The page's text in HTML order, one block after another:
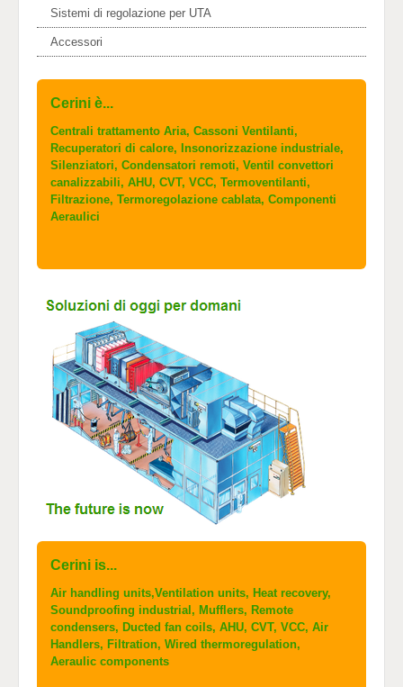
Sistemi di regolazione per UTA
Accessori
Cerini è...
Centrali trattamento Aria, Cassoni Ventilanti,
Recuperatori di calore, Insonorizzazione industriale,
Silenziatori, Condensatori remoti, Ventil convettori
canalizzabili, AHU, CVT, VCC, Termoventilanti,
Filtrazione, Termoregolazione cablata, Componenti
Aeraulici
Cerini is...
Air handling units,Ventilation units, Heat recovery,
Soundproofing industrial, Mufflers, Remote
condensers, Ducted fan coils, AHU, CVT, VCC, Air
Handlers, Filtration, Wired thermoregulation,
Aeraulic components